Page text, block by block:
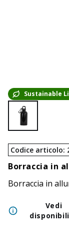
Sustainable
Codice articolo:
Borraccia in
Borraccia in
Vedi